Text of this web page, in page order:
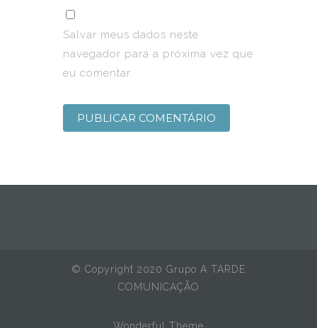
Salvar meus dados neste
navegador para a próxima vez que
eu comentar.
© Copyright 2020 Grupo A TARDE
COMUNICAÇÃO
Wonderful Theme